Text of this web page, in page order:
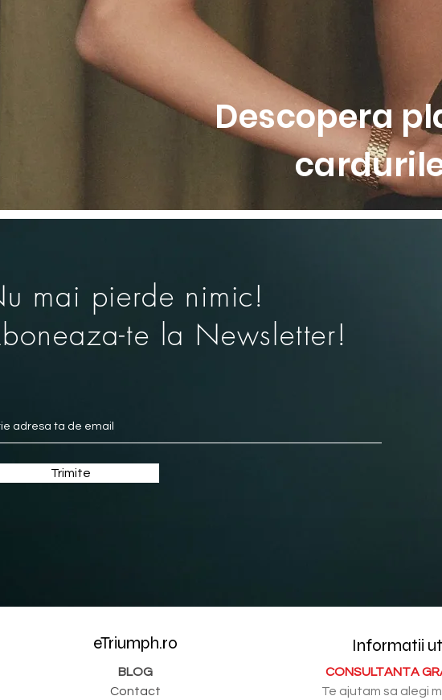
• Material moale, cu efect de modelare
Descopera
mai pierde nimic!
te la Newsletter!
Trimite
eTriumph.ro
BLOG
Contact
Informatii
CONSULTANTA
Te ajutam sa alegi